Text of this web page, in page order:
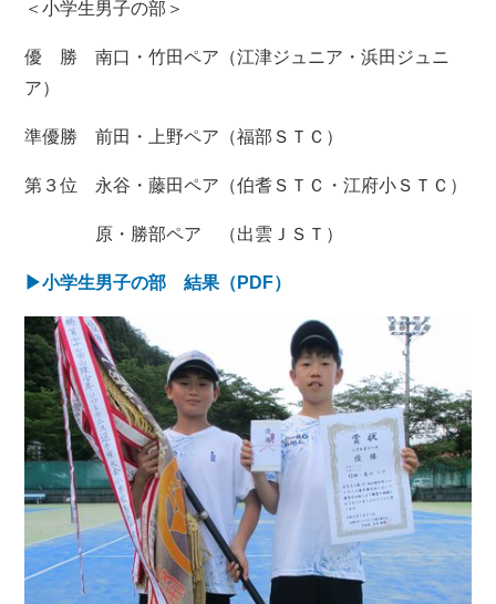
＜小学生男子の部＞
優 勝 南口・竹田ペア（江津ジュニア・浜田ジュニ
ア）
準優勝 前田・上野ペア（福部ＳＴＣ）
第３位 永谷・藤田ペア（伯耆ＳＴＣ・江府小ＳＴＣ）
原・勝部ペア （出雲ＪＳＴ）
▶小学生男子の部 結果（PDF）